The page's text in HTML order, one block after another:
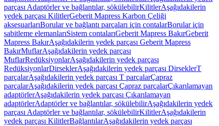
parçası Adaptörler ve bağlantılar, sökülebilirKilitlerAşağıdakilerin
yedek parçası KilitlerGeberit Mapress Karbon Çeliği
aksesuarlarıBorular ve bağlantı parçaları için contalarBorular için
sabitleme elemanlarıSistem contalarıGeberit Mapress BakırGeberit
Mapress BakırAşağıdakilerin yedek parçası Geberit Mapress
BakırMuflarAşağıdakilerin yedek parçası
MuflarRedüksiyonlarAşağıdakilerin yedek parçası
RedüksiyonlarDirseklerAşağıdakilerin yedek parçası DirseklerT
parçalarAşağıdakilerin yedek parçası T parçalarÇapraz
parçalarAşağıdakilerin yedek parçası Çapraz parçalarÇıkarılamayan
adaptörlerAşağıdakilerin yedek parçası Çıkarılamayan
adaptörlerAdaptörler ve bağlantılar, sökülebilirAşağıdakilerin yedek
parçası Adaptörler ve bağlantılar, sökülebilirKilitlerAşağıdakilerin
yedek parçası KilitlerBağlantılarAşağıdakilerin yedek parçası